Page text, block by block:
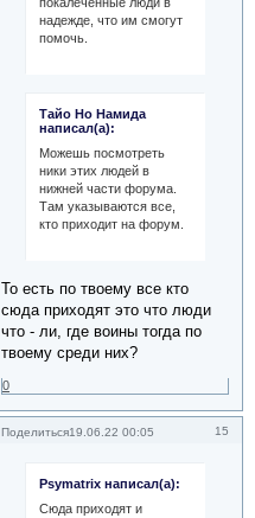
надежде, что им смогут
помочь.
Тайо Но Намида
написал(а):
Можешь посмотреть
ники этих людей в
нижней части форума.
Там указываются все,
кто приходит на форум.
То есть по твоему все кто
сюда приходят это что люди
что - ли, где воины тогда по
твоему среди них?
0
Поделиться 15
19.06.22 00:05
Psymatrix написал(а):
Сюда приходят и